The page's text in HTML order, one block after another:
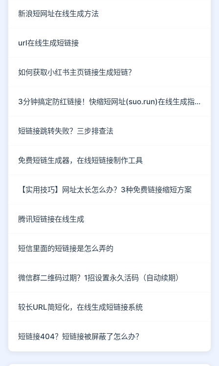
新浪短网址在线生成方法
url在线生成短链接
如何获取小红书主页链接生成短链？
3分钟搞定防红链接！快缩短网址(suo.run)在线生成指南
短链接跳转失败？三步排查法
免费短链生成器，在线短链接制作工具
【实用技巧】网址太长怎么办？3种免费链接缩短方案
腾讯短链接在线生成
短信里面的短链接是怎么弄的
微信群二维码过期？1招设置永久活码（自动续期）
较长URL简短化，在线生成短链接系统
短链接404？短链接被屏蔽了怎么办？